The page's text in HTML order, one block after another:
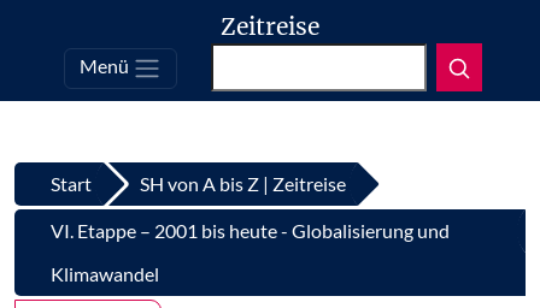
Top
Zum Inhalt springen
Zeitreise
Menü
Start SH von A bis Z | Zeitreise
VI. Etappe – 2001 bis heute - Globalisierung und
Klimawandel